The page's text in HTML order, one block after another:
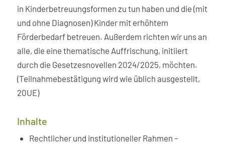
in Kinderbetreuungsformen zu tun haben und die (mit
und ohne Diagnosen) Kinder mit erhöhtem
Förderbedarf betreuen. Außerdem richten wir uns an
alle, die eine thematische Auffrischung, initiiert
durch die Gesetzesnovellen 2024/2025, möchten.
(Teilnahmebestätigung wird wie üblich ausgestellt,
20UE)
Inhalte
Rechtlicher und institutioneller Rahmen –